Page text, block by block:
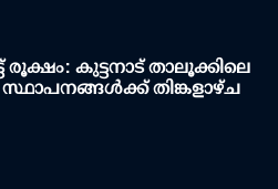
രൂക്ഷം: കുട്ടനാട് താലൂക്കിലെ
സ്ഥാപനങ്ങള്‍ക്ക് തിങ്കളാഴ്ച